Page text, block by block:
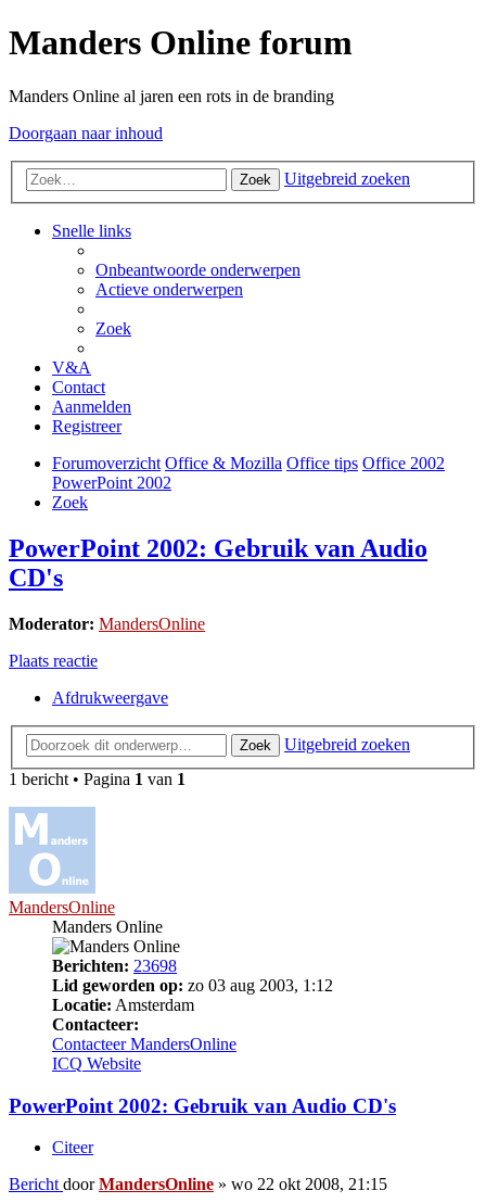
Manders Online forum
Manders Online al jaren een rots in de branding
Doorgaan naar inhoud
Zoek Uitgebreid zoeken
Snelle links
Onbeantwoorde onderwerpen
Actieve onderwerpen
Zoek
V&A
Contact
Aanmelden
Registreer
Forumoverzicht Office & Mozilla Office tips Office 2002
PowerPoint 2002
Zoek
PowerPoint 2002: Gebruik van Audio
CD's
Moderator: MandersOnline
Plaats reactie
Afdrukweergave
Zoek
Uitgebreid zoeken
1 bericht • Pagina 1 van 1
MandersOnline
Manders Online
Berichten: 23698
Lid geworden op: zo 03 aug 2003, 1:12
Locatie: Amsterdam
Contacteer:
Contacteer MandersOnline
ICQ Website
PowerPoint 2002: Gebruik van Audio CD's
Citeer
Bericht doorMandersOnline » wo 22 okt 2008, 21:15